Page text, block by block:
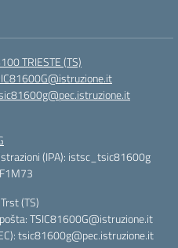
TRIESTE (TS)
(IPA): istsc_tsic81600g
(TS)
TSIC81600G@istruzione.it
tsic81600g@pec.istruzione.it